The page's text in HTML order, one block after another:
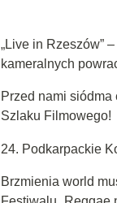
„Live in Rzeszów”
kameralnych
Przed nami
Szlaku Filmowego!
24. Podkarpackie
Brzmienia world